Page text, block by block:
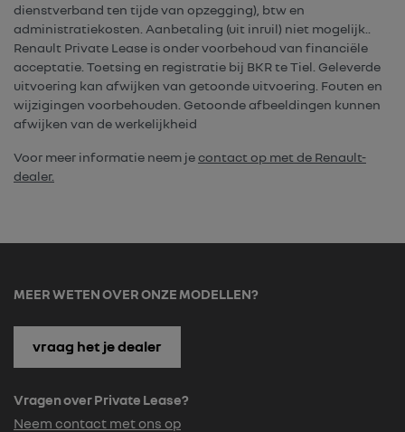
dienstverband ten tijde van opzegging), btw en
administratiekosten. Aanbetaling (uit inruil) niet mogelijk..
Renault Private Lease is onder voorbehoud van financiële
acceptatie. Toetsing en registratie bij BKR te Tiel. Geleverde
uitvoering kan afwijken van getoonde uitvoering. Fouten en
wijzigingen voorbehouden. Getoonde afbeeldingen kunnen
afwijken van de werkelijkheid
Voor meer informatie neem jecontact op met de Renault-
dealer.
MEER WETEN OVER ONZE MODELLEN?
vraag het je dealer
Vragen over Private Lease?
Neem contact met ons op